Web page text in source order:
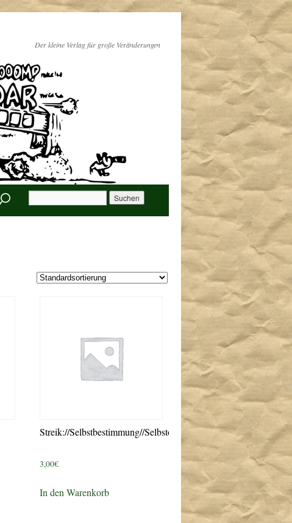
Der kleine Verlag für große Veränderungen
Streik://Selbstbestimmung//Selbstorganisation
3,00€
In den Warenkorb